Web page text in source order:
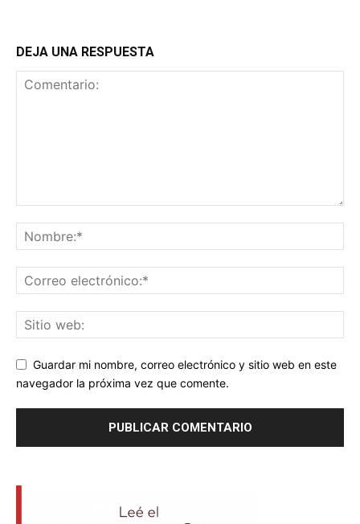
DEJA UNA RESPUESTA
Guardar mi nombre, correo electrónico y sitio web en este
navegador la próxima vez que comente.